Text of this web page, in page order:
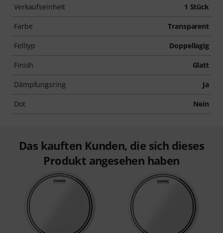
Verkaufseinheit 1 Stück
Farbe Transparent
Felltyp Doppellagig
Finish Glatt
Dämpfungsring Ja
Dot Nein
Das kauften Kunden, die sich dieses
Produkt angesehen haben